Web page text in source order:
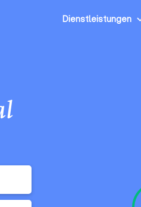
Dienstleistungen